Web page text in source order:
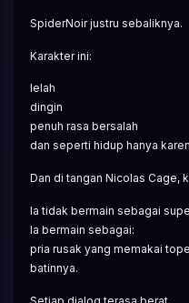
SpiderNoir justru sebaliknya.
Karakter ini:
lelah
dingin
penuh rasa bersalah
dan seperti hidup hanya
Dan di tangan Nicolas Cage,
Ia tidak bermain sebagai
Ia bermain sebagai:
pria rusak yang memakai
batinnya.